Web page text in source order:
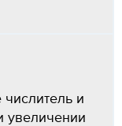
и
увеличении